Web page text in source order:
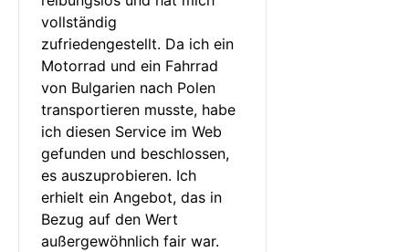
vollständig
zufriedengestellt. Da ich ein
Motorrad und ein Fahrrad
von Bulgarien nach Polen
transportieren musste, habe
ich diesen Service im Web
gefunden und beschlossen,
es auszuprobieren. Ich
erhielt ein Angebot, das in
Bezug auf den Wert
außergewöhnlich fair war.